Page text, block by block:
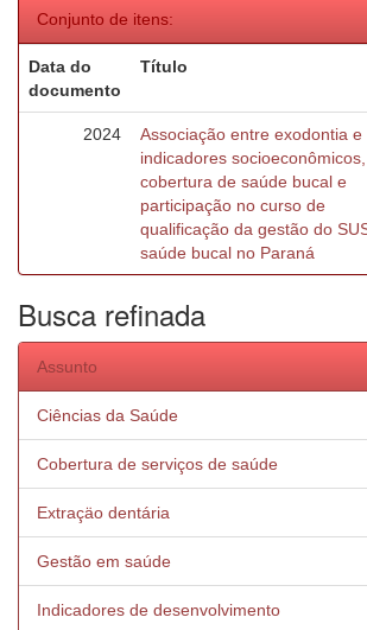
Conjunto de itens:
Data do
documento
Título
2024
Associação entre exodontia e
indicadores
cobertura de saúde bucal e
participação no curso de
qualificação da gestão do
saúde bucal no Paraná
Busca refinada
Assunto
Ciências da Saúde
Cobertura de serviços de saúde
Extraçäo dentária
Gestão em saúde
Indicadores de desenvolvimento